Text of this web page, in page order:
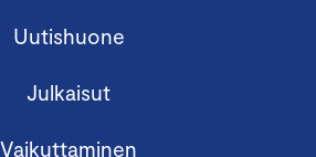
Uutishuone
Julkaisut
Vaikuttaminen